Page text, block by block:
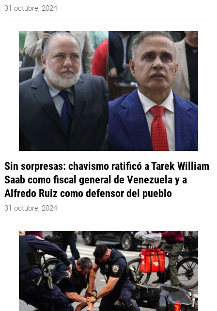
31 octubre, 2024
Sin sorpresas: chavismo ratificó a Tarek William
Saab como fiscal general de Venezuela y a
Alfredo Ruiz como defensor del pueblo
31 octubre, 2024